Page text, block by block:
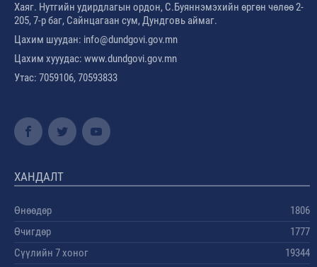
Хаяг. Нутгийн удирдлагын ордон, С.Буяннэмэхийн өргөн чөлөө 2-
205, 7-р баг, Сайнцагаан сум, Дундговь аймаг.
Цахим шуудан: info@dundgovi.gov.mn
Цахим хууудас: www.dundgovi.gov.mn
Утас: 7059106, 70593833
ХАНДАЛТ
Өнөөдөр
1806
Өчигдөр
1777
Сүүлийн 7 хоног
19344